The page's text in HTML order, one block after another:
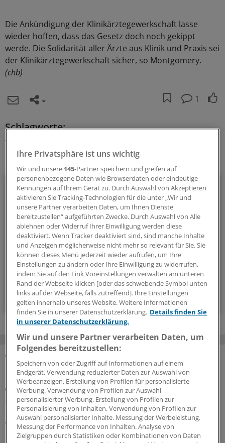
Die Ankündigung der Klinikärztegewerkschaft lasse
wieder hoffen, dass das Gesetz doch noch gekippt
werde. Die Solidarität aller Ärzte aus Klinik und Praxis sei
der Klinikärztegewerkschaft sicher, so Montgomery.
(chb)
1
Schlagworte:
Tarifpolitik
Ihr Newsletter zum Thema
Politik & Debatte
Mit diesem Newsletter blicken Sie hinter das tägliche
Geschehen in der Gesundheitspolitik. Mit Analysen,
Hintergründen und einem Blick auf Themen, die die Agenda
bestimmen.
14-tägig, donnerstags
Zum Abonnieren bitte anmelden
MEHR ZUM THEMA
Tarifrunde beendet
Zweistufig 5,4 Prozent mehr Geld für Ärztinnen
und Ärzte an landeseigenen Unikliniken
Vergleichsweise geräuschlos bringen der Marburger
Bund und die Tarifgemeinschaft der Länder ihre
Ihre Privatsphäre ist uns wichtig
Wir und unsere 145-Partner speichern und greifen auf
personenbezogene Daten wie Browserdaten oder eindeutige
Kennungen auf Ihrem Gerät zu. Durch Auswahl von Akzeptieren
aktivieren Sie Tracking-Technologien für die unter „Wir und
unsere Partner verarbeiten Daten, um Ihnen Dienste
bereitzustellen“ aufgeführten Zwecke. Durch Auswahl von Alle
ablehnen oder Widerruf Ihrer Einwilligung werden diese
deaktiviert. Wenn Tracker deaktiviert sind, sind manche Inhalte
und Anzeigen möglicherweise nicht mehr so relevant für Sie. Sie
können dieses Menü jederzeit wieder aufrufen, um Ihre
Einstellungen zu ändern oder Ihre Einwilligung zu widerrufen,
indem Sie auf den Link Voreinstellungen verwalten am unteren
Rand der Webseite klicken [oder das schwebende Symbol unten
links auf der Webseite, falls zutreffend]. Ihre Einstellungen
gelten innerhalb unseres Website. Weitere Informationen
finden Sie in unserer Datenschutzerklärung. Details finden Sie
in unserer Datenschutzerklärung.
Wir und unsere Partner verarbeiten Daten, um
Folgendes bereitzustellen:
Speichern von oder Zugriff auf Informationen auf einem
Endgerät. Verwendung reduzierter Daten zur Auswahl von
Werbeanzeigen. Erstellung von Profilen für personalisierte
Werbung. Verwendung von Profilen zur Auswahl
personalisierter Werbung. Erstellung von Profilen zur
Personalisierung von Inhalten. Verwendung von Profilen zur
Auswahl personalisierter Inhalte. Messung der Werbeleistung.
Messung der Performance von Inhalten. Analyse von
Zielgruppen durch Statistiken oder Kombinationen von Daten